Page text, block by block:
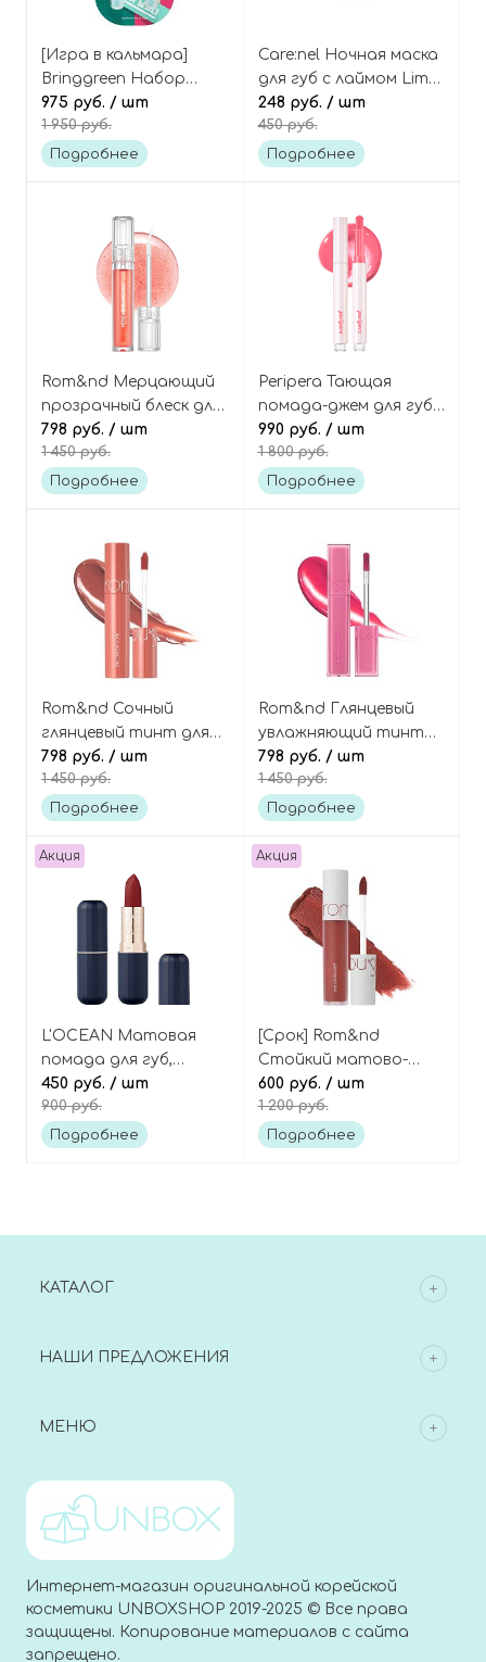
[Игра в кальмара]
Bringgreen Набор
бальзамов для губ с
бамбуком и
гиалуроновой
975 руб. / шт
1 950 руб.
Подробнее
Care:nel Ночная маска
для губ с лаймом Lime
lip night mask
248 руб. / шт
450 руб.
Подробнее
Rom&nd Мерцающий
прозрачный блеск для
губ "Жидкое стекло",
оттенок 01 Sanho
Crush, Glasting Water
798 руб. / шт
1 450 руб.
Подробнее
Peripera Тающая
помада-джем для губ,
оттенок 02 Berry Milk
Tea, Heart Jam Glow
Lip
990 руб. / шт
1 800 руб.
Подробнее
Rom&nd Сочный
глянцевый тинт для
губ, оттенок 10 Nudy
Peanut, Juicy Lasting
Tint
798 руб. / шт
1 450 руб.
Подробнее
Rom&nd Глянцевый
увлажняющий тинт
для губ, оттенок 05
Taffy, Dewy-ful Water
Tint
798 руб. / шт
1 450 руб.
Подробнее
Акция
L'OCEAN Матовая
помада для губ,
оттенок 06 Dolce
Сhili, Reve Matt Stick
450 руб. / шт
900 руб.
Подробнее
Акция
[Срок] Rom&nd
Стойкий матово-
вельветовый тинт
для губ, оттенок 05
Witty, Zero Velvet Tint
600 руб. / шт
1 200 руб.
Подробнее
КАТАЛОГ
НАШИ ПРЕДЛОЖЕНИЯ
МЕНЮ
Интернет-магазин оригинальной корейской
косметики UNBOXSHOP 2019-2025 © Все права
защищены. Копирование материалов с сайта
запрещено.